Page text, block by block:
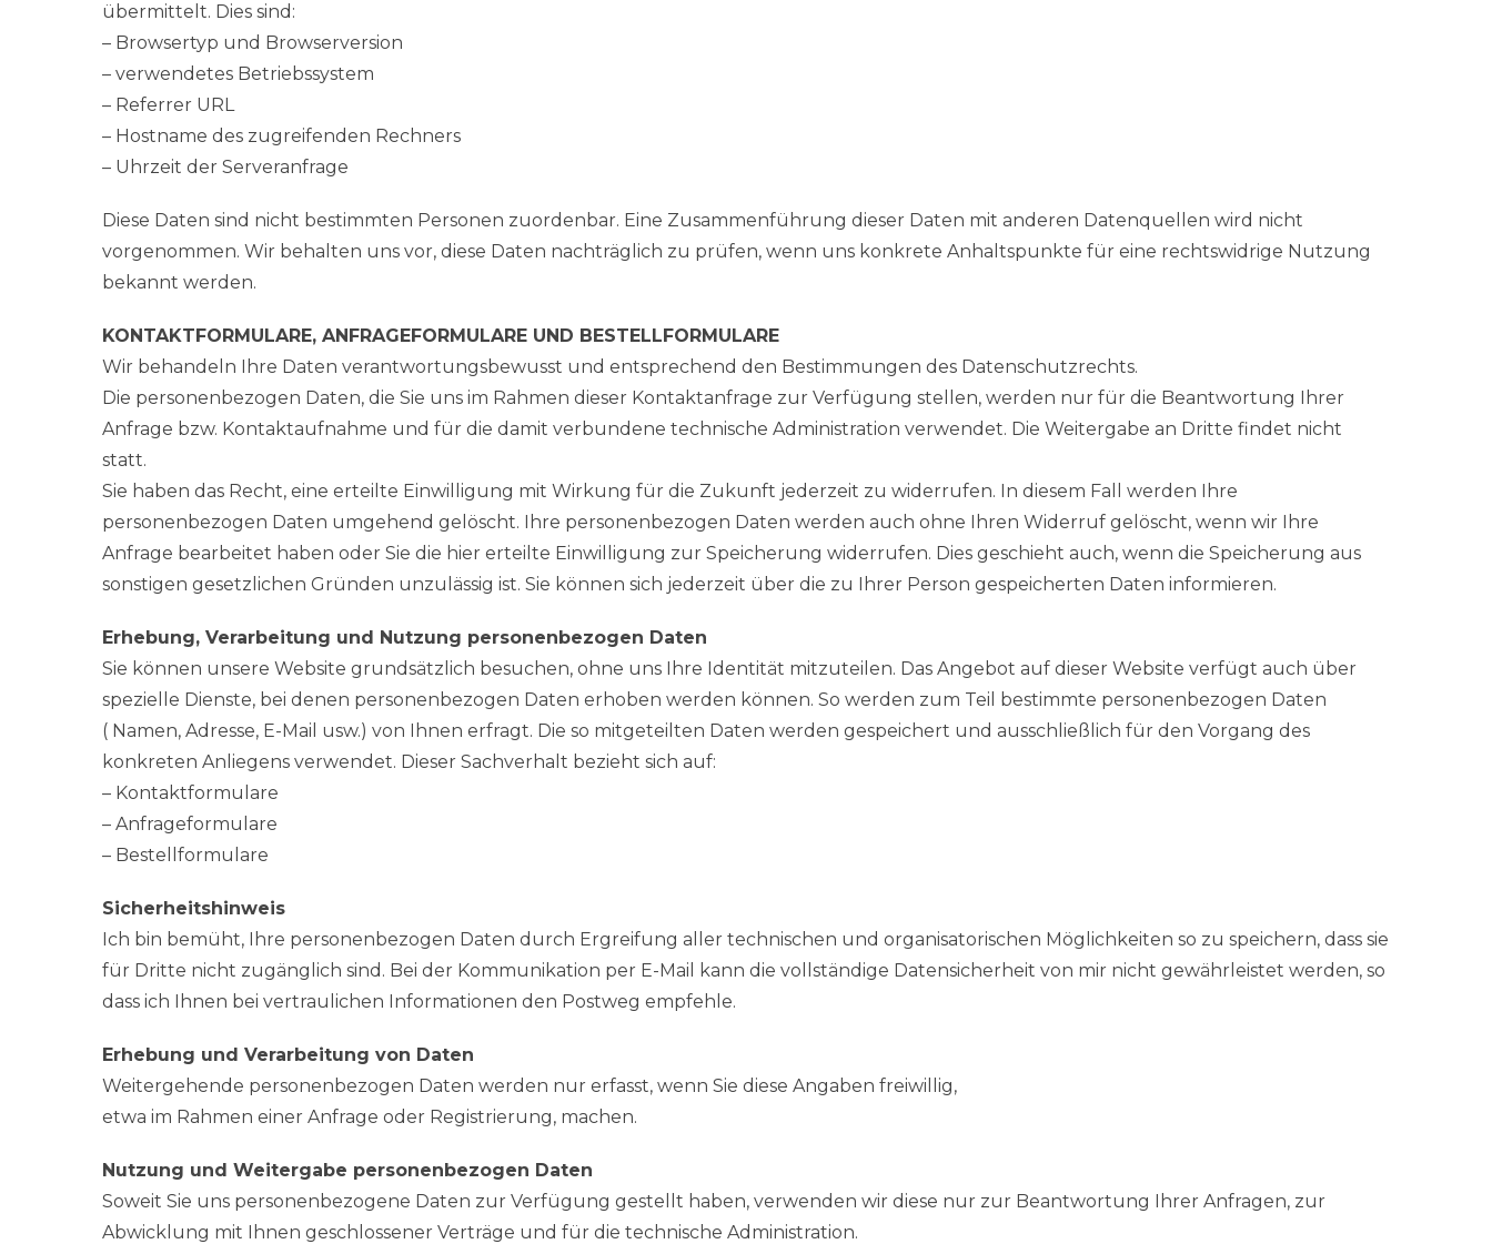
übermittelt. Dies sind:
– Browsertyp und Browserversion
– verwendetes Betriebssystem
– Referrer URL
– Hostname des zugreifenden Rechners
– Uhrzeit der Serveranfrage
Diese Daten sind nicht bestimmten Personen zuordenbar. Eine Zusammenführung dieser Daten mit anderen Datenquellen wird nicht
vorgenommen. Wir behalten uns vor, diese Daten nachträglich zu prüfen, wenn uns konkrete Anhaltspunkte für eine rechtswidrige Nutzung
bekannt werden.
KONTAKTFORMULARE, ANFRAGEFORMULARE UND BESTELLFORMULARE
Wir behandeln Ihre Daten verantwortungsbewusst und entsprechend den Bestimmungen des Datenschutzrechts.
Die personenbezogen Daten, die Sie uns im Rahmen dieser Kontaktanfrage zur Verfügung stellen, werden nur für die Beantwortung Ihrer
Anfrage bzw. Kontaktaufnahme und für die damit verbundene technische Administration verwendet. Die Weitergabe an Dritte findet nicht
statt.
Sie haben das Recht, eine erteilte Einwilligung mit Wirkung für die Zukunft jederzeit zu widerrufen. In diesem Fall werden Ihre
personenbezogen Daten umgehend gelöscht. Ihre personenbezogen Daten werden auch ohne Ihren Widerruf gelöscht, wenn wir Ihre
Anfrage bearbeitet haben oder Sie die hier erteilte Einwilligung zur Speicherung widerrufen. Dies geschieht auch, wenn die Speicherung aus
sonstigen gesetzlichen Gründen unzulässig ist. Sie können sich jederzeit über die zu Ihrer Person gespeicherten Daten informieren.
Erhebung, Verarbeitung und Nutzung personenbezogen Daten
Sie können unsere Website grundsätzlich besuchen, ohne uns Ihre Identität mitzuteilen. Das Angebot auf dieser Website verfügt auch über
spezielle Dienste, bei denen personenbezogen Daten erhoben werden können. So werden zum Teil bestimmte personenbezogen Daten
( Namen, Adresse, E-Mail usw.) von Ihnen erfragt. Die so mitgeteilten Daten werden gespeichert und ausschließlich für den Vorgang des
konkreten Anliegens verwendet. Dieser Sachverhalt bezieht sich auf:
– Kontaktformulare
– Anfrageformulare
– Bestellformulare
Sicherheitshinweis
Ich bin bemüht, Ihre personenbezogen Daten durch Ergreifung aller technischen und organisatorischen Möglichkeiten so zu speichern, dass sie
für Dritte nicht zugänglich sind. Bei der Kommunikation per E-Mail kann die vollständige Datensicherheit von mir nicht gewährleistet werden, so
dass ich Ihnen bei vertraulichen Informationen den Postweg empfehle.
Erhebung und Verarbeitung von Daten
Weitergehende personenbezogen Daten werden nur erfasst, wenn Sie diese Angaben freiwillig,
etwa im Rahmen einer Anfrage oder Registrierung, machen.
Nutzung und Weitergabe personenbezogen Daten
Soweit Sie uns personenbezogene Daten zur Verfügung gestellt haben, verwenden wir diese nur zur Beantwortung Ihrer Anfragen, zur
Abwicklung mit Ihnen geschlossener Verträge und für die technische Administration.